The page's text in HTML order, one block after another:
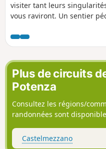
visiter tant leurs
vous raviront. Un sentier
sur un dénivelé avec des
vous ne le regretterez pas.
Plus de circuits
Potenza
Consultez les régions/
randonnées sont
Castelmezzano